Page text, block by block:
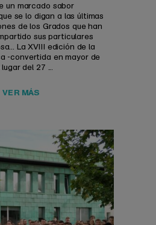
un marcado sabor
se lo digan a las últimas
de los Grados que han
sus particulares
La XVIII edición de la
-convertida en mayor de
del 27 ...
VER MÁS